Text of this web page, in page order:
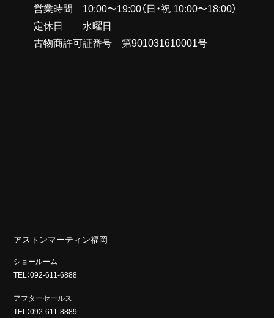
営業時間 10:00〜19:00（日・祝 10:00〜18:00）
定休日 水曜日
古物商許可証番号 第901031610001号
アストンマーティン福岡
ショールーム
TEL：092-611-6888
アフターセールス
TEL：092-611-8889